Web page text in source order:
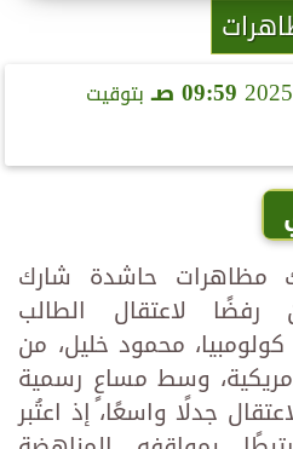
09:59 صـ
بتوقيت
مظاهرات حاشدة شارك
رفضًا لاعتقال الطالب
محمود خليل، من
وسط مساعٍ رسمية
جدلًا واسعًا، إذ اعتُبر